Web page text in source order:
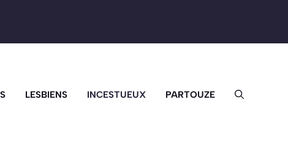
LESBIENS INCESTUEUX PARTOUZE